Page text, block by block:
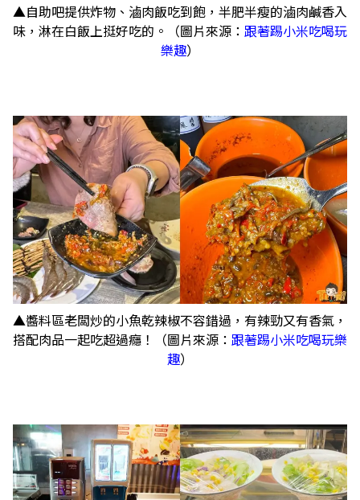
▲自助吧提供炸物、滷肉飯吃到飽，半肥半瘦的滷肉鹹香入
味，淋在白飯上挺好吃的。（圖片來源： 跟著踢小米吃喝玩
樂趣）
▲醬料區老闆炒的小魚乾辣椒不容錯過，有辣勁又有香氣，
搭配肉品一起吃超過癮！（圖片來源： 跟著踢小米吃喝玩樂
趣）